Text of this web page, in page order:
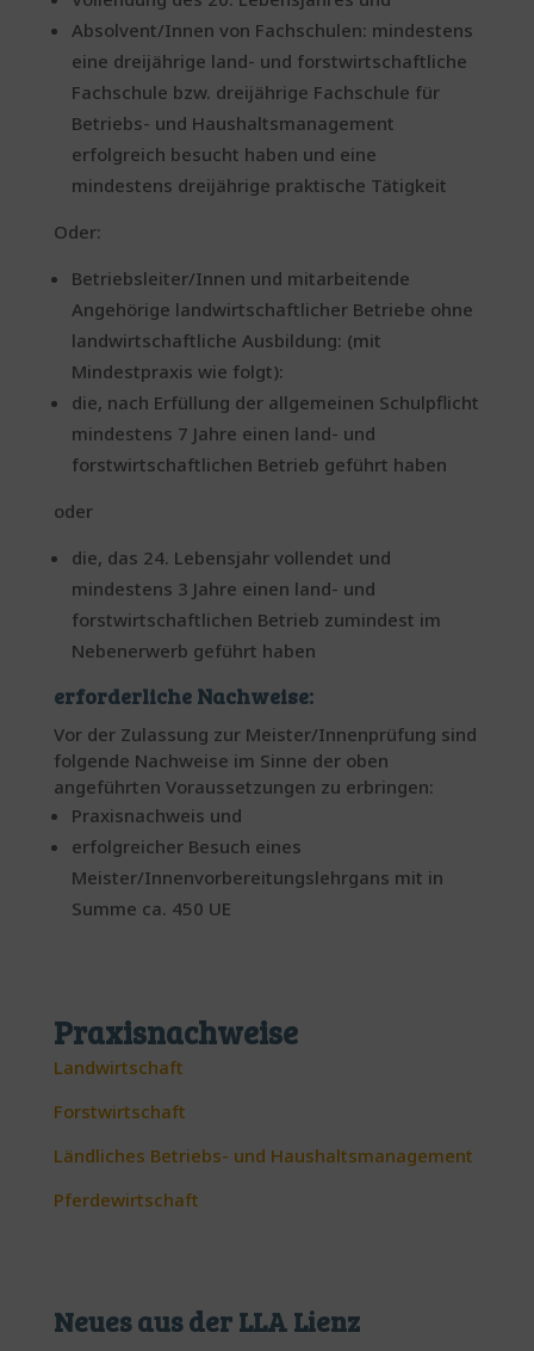
Absolvent/Innen von Fachschulen: mindestens
eine dreijährige land- und forstwirtschaftliche
Fachschule bzw. dreijährige Fachschule für
Betriebs- und Haushaltsmanagement
erfolgreich besucht haben und eine
mindestens dreijährige praktische Tätigkeit
Oder:
Betriebsleiter/Innen und mitarbeitende
Angehörige landwirtschaftlicher Betriebe ohne
landwirtschaftliche Ausbildung: (mit
Mindestpraxis wie folgt):
die, nach Erfüllung der allgemeinen Schulpflicht
mindestens 7 Jahre einen land- und
forstwirtschaftlichen Betrieb geführt haben
oder
die, das 24. Lebensjahr vollendet und
mindestens 3 Jahre einen land- und
forstwirtschaftlichen Betrieb zumindest im
Nebenerwerb geführt haben
erforderliche Nachweise:
Vor der Zulassung zur Meister/Innenprüfung sind
folgende Nachweise im Sinne der oben
angeführten Voraussetzungen zu erbringen:
Praxisnachweis und
erfolgreicher Besuch eines
Meister/Innenvorbereitungslehrgans mit in
Summe ca. 450 UE
Praxisnachweise
Landwirtschaft
Forstwirtschaft
Ländliches Betriebs- und Haushaltsmanagement
Pferdewirtschaft
Neues aus der LLA Lienz